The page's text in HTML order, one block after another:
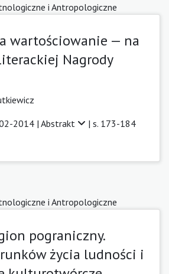
i Antropologiczne
wartościowanie — na
Nagrody
2014 | Abstrakt | s. 173-184
i Antropologiczne
pograniczny.
życia ludności i